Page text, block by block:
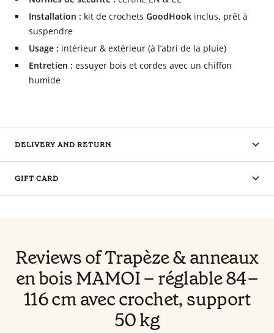
Installation : kit de crochets GoodHookinclus, prêt à
suspendre
Usage : intérieur & extérieur (à l’abri de la pluie)
Entretien : essuyer bois et cordes avec un chiffon
humide
DELIVERY AND RETURN
GIFT CARD
Reviews of Trapèze & anneaux
en bois MAMOI – réglable 84–
116 cm avec crochet, support
50 kg